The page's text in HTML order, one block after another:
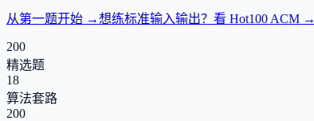
从第一题开始 →想练标准输入输出？看 Hot100 ACM →
200
精选题
18
算法套路
200